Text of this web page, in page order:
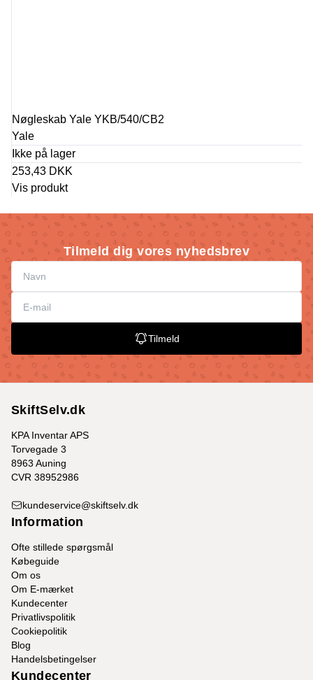
Nøgleskab Yale YKB/540/CB2
Yale
Ikke på lager
253,43 DKK
Vis produkt
Tilmeld dig vores nyhedsbrev
Tilmeld
SkiftSelv.dk
KPA Inventar APS
Torvegade 3
8963 Auning
CVR 38952986
kundeservice@skiftselv.dk
Information
Ofte stillede spørgsmål
Købeguide
Om os
Om E-mærket
Kundecenter
Privatlivspolitik
Cookiepolitik
Blog
Handelsbetingelser
Kundecenter